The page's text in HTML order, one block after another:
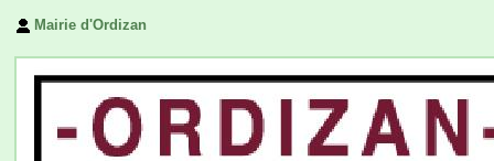
Mairie d'Ordizan